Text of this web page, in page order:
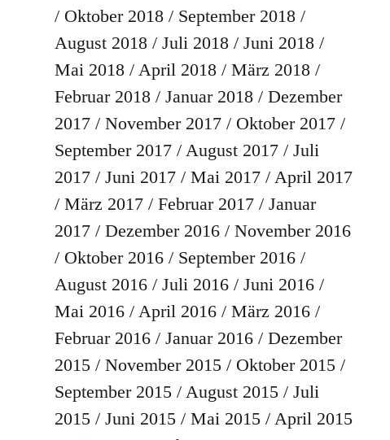
Oktober 2018
September 2018
August 2018
Juli 2018
Juni 2018
Mai 2018
April 2018
März 2018
Februar 2018
Januar 2018
Dezember
2017
November 2017
Oktober 2017
September 2017
August 2017
Juli
2017
Juni 2017 Mai 2017
April 2017
März 2017
Februar 2017
Januar
2017
Dezember 2016
November 2016
Oktober 2016
September 2016
August 2016
Juli 2016
Juni 2016
Mai 2016
April 2016
März 2016
Februar 2016
Januar 2016
Dezember
2015
November 2015
Oktober 2015
September 2015
August 2015
Juli
2015
Juni 2015 Mai 2015
April 2015